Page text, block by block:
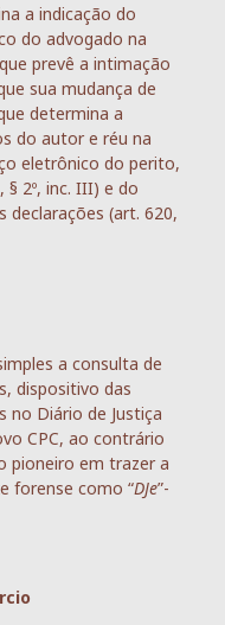
a indicação do
do advogado na
prevê a intimação
sua mudança de
determina a
do autor e réu na
eletrônico do perito,
2º, inc. III) e do
declarações (art. 620,
a consulta de
dispositivo das
no Diário de Justiça
CPC, ao contrário
pioneiro em trazer a
forense como “DJe”-